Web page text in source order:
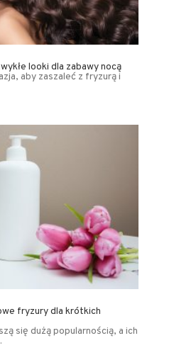
looki dla zabawy nocą
aby zaszaleć z fryzurą i
fryzury dla krótkich
się dużą popularnością, a ich